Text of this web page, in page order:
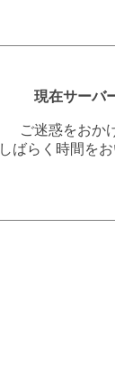
現在サーバ
ご迷惑をおか
しばらく時間を